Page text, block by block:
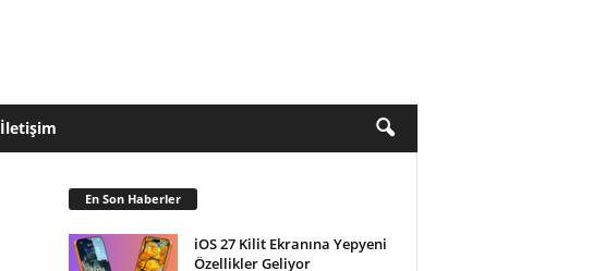
İletişim
En Son Haberler
iOS 27 Kilit Ekranına Yepyeni
Özellikler Geliyor